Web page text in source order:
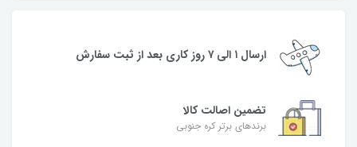
ارسال ۱ الی ۷ روز کاری بعد از ثبت سفارش
تضمین اصالت کالا
برندهای برتر کره جنوبی